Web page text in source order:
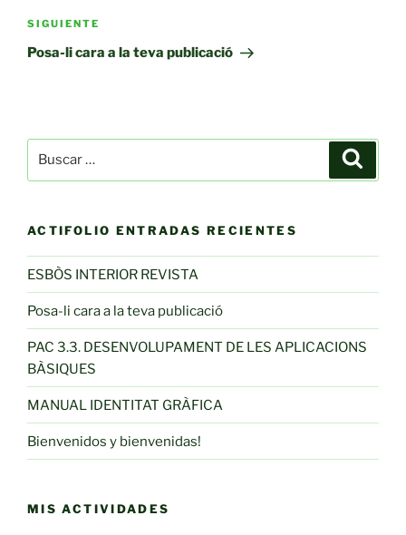
Siguiente
entrada
SIGUIENTE
Posa-li cara a la teva publicació
por:
ACTIFOLIO ENTRADAS RECIENTES
ESBÒS INTERIOR REVISTA
Posa-li cara a la teva publicació
PAC 3.3. DESENVOLUPAMENT DE LES APLICACIONS
BÀSIQUES
MANUAL IDENTITAT GRÀFICA
Bienvenidos y bienvenidas!
MIS ACTIVIDADES